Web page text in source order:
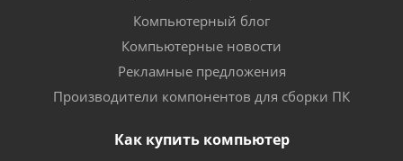
Компьютерный блог
Компьютерные новости
Рекламные предложения
Производители компонентов для сборки ПК
Как купить компьютер